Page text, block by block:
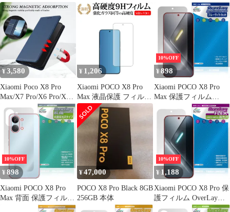
ィルム OverLay 抗菌
Brilliant for シャオミー
ポコ プロ マックス 抗
ウイルス 高光沢
OverLay Plus for シャオ
ミー ポコ プロ マック
ス 液晶保護 アンチグレ
ア 反射防止 非光沢 指
紋防止
¥3,580
Xiaomi Poco X8 Pro
Max/X7 Pro/X6 Pro/X6
Neo/X5/X4/X3 Pro/X3
NFC対応 高級レザー携
帯ケー
¥ 1,206
Xiaomi POCO X8 Pro
Max 液晶保護 フィルム
互換品 強化ガラス と
同等の 高硬度9H 【メ
ディアカバーマーケッ
10%OFF
¥898
Xiaomi POCO X8 Pro
Max 保護フィルム
OverLay Eye Protector
for シャオミー ポコ プ
ロ マックス 液晶保護
目に優しいブルーライ
トカット
10%OFF
¥898
Xiaomi POCO X8 Pro
Max 背面 保護フィルム
OverLay 抗菌 Brilliant
¥47,000
POCO X8 Pro Black 8GB
256GB 本体
10%OFF
¥ 1,188
Xiaomi POCO X8 Pro 保
護フィルム OverLay
FLEX 高光沢 for シャ